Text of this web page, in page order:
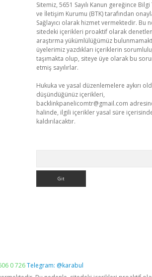
Sitemiz, 5651 Sayılı Kanun gereğince
ve İletişim Kurumu (BTK) tarafından
Sağlayıcı olarak hizmet vermektedir. Bu
sitedeki içerikleri proaktif olarak
araştırma yükümlülüğümüz
üyelerimiz yazdıkları içeriklerin
taşımakta olup, siteye üye olarak bu
etmiş sayılırlar.
Hukuka ve yasal düzenlemelere aykırı
düşündüğünüz içerikleri,
backlinkpanelicomtr@gmail.com
halinde, ilgili içerikler yasal süre
kaldırılacaktır.
0 726Telegram: @karabul